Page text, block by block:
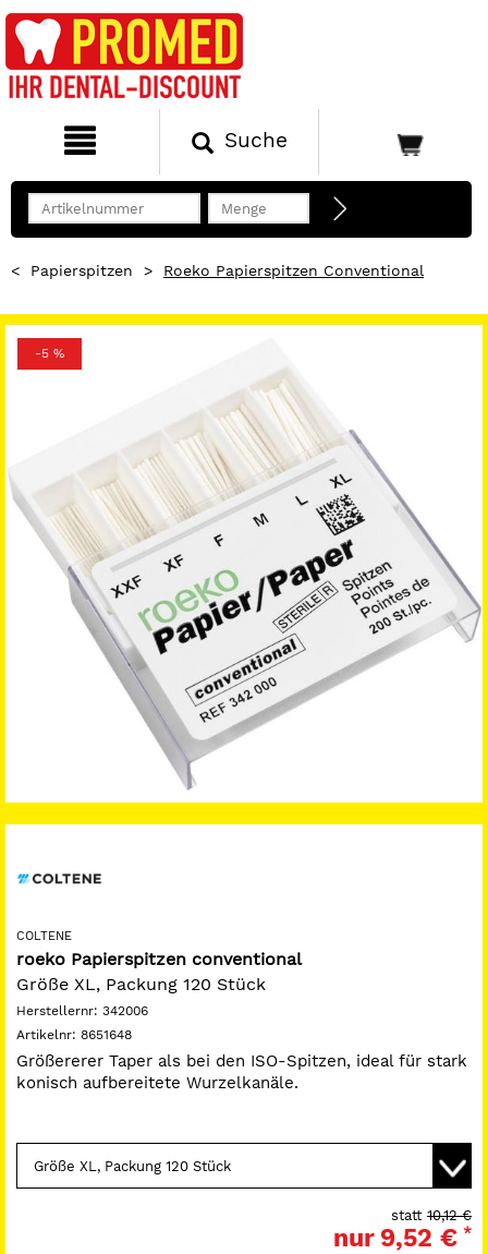
Suche
< Papierspitzen > Roeko Papierspitzen Conventional
-5 %
COLTENE
roeko Papierspitzen conventional
Größe XL, Packung 120 Stück
Herstellernr: 342006
Artikelnr: 8651648
Größererer Taper als bei den ISO-Spitzen, ideal für stark
konisch aufbereitete Wurzelkanäle.
10,12 €
statt
nur 9,52 € *